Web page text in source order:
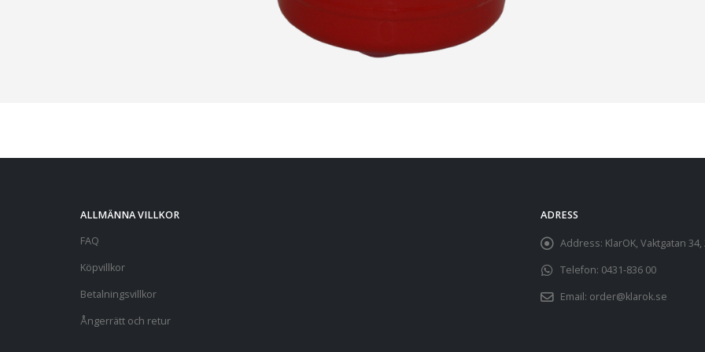
ALLMÄNNA VILLKOR
FAQ
Köpvillkor
Betalningsvillkor
Ångerrätt och retur
ADRESS
Address: KlarOK, Vaktgatan
Telefon: 0431-836 00
Email: order@klarok.se